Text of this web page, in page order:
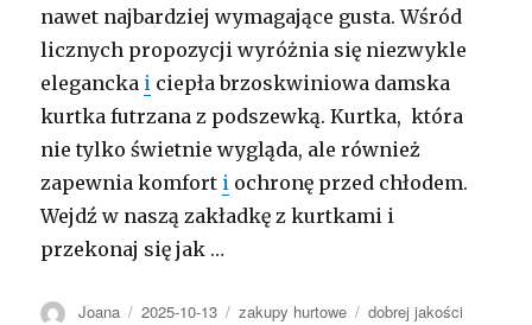
nawet najbardziej wymagające gusta. Wśród
licznych propozycji wyróżnia się niezwykle
elegancka i ciepła brzoskwiniowa damska
kurtka futrzana z podszewką. Kurtka, która
nie tylko świetnie wygląda, ale również
zapewnia komfort i ochronę przed chłodem.
Wejdź w naszą zakładkę z kurtkami i
przekonaj się jak …
Autor
Joana Opublikowano
2025-10-13 Kategorie
zakupy hurtowe Tagi
dobrej jakości